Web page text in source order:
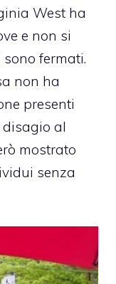
West ha
e non si
fermati.
non ha
presenti
al
mostrato
senza